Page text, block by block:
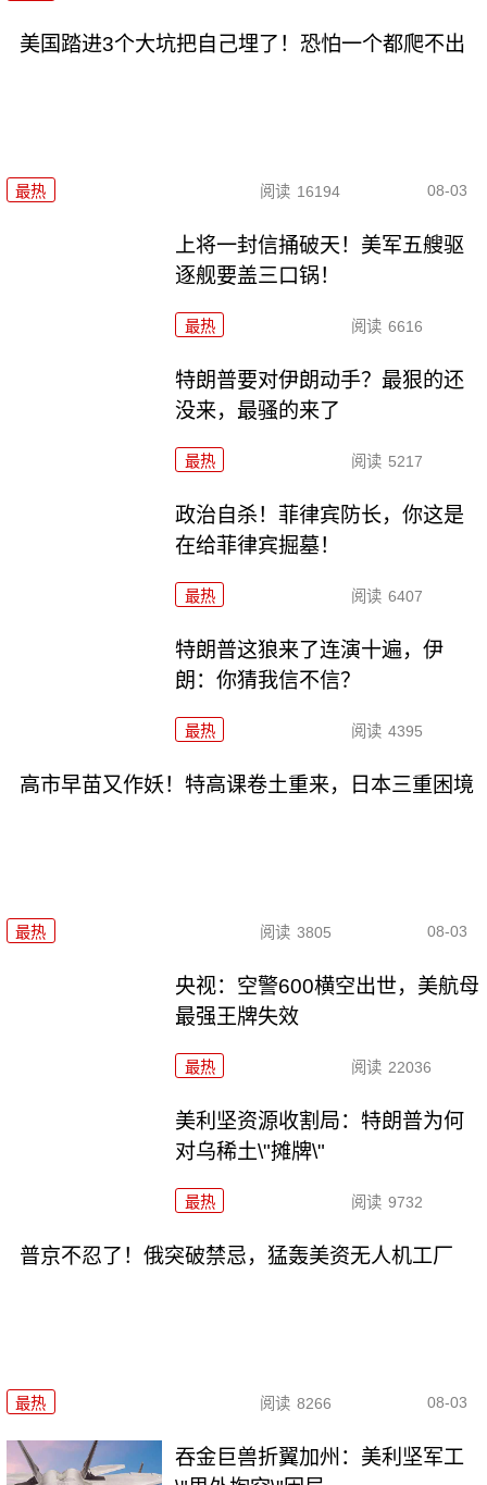
美国踏进3个大坑把自己埋了！恐怕一个都爬不出
最热 阅读 16194 08-03
上将一封信捅破天！美军五艘驱
逐舰要盖三口锅！
最热 阅读 6616
特朗普要对伊朗动手？最狠的还
没来，最骚的来了
最热 阅读 5217
政治自杀！菲律宾防长，你这是
在给菲律宾掘墓！
最热 阅读 6407
特朗普这狼来了连演十遍，伊
朗：你猜我信不信？
最热 阅读 4395
高市早苗又作妖！特高课卷土重来，日本三重困境
最热 阅读 3805 08-03
央视：空警600横空出世，美航母
最强王牌失效
最热 阅读 22036
美利坚资源收割局：特朗普为何
对乌稀土\"摊牌\"
最热 阅读 9732
普京不忍了！俄突破禁忌，猛轰美资无人机工厂
最热 阅读 8266 08-03
吞金巨兽折翼加州：美利坚军工